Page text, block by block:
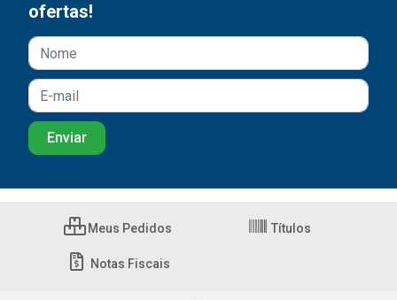
ofertas!
Meus Pedidos Títulos
Notas Fiscais